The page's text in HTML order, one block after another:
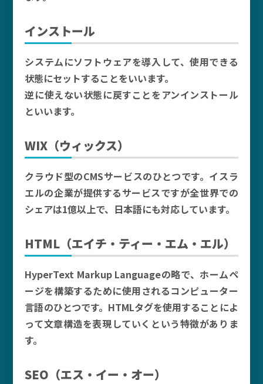
インストール
システムにソフトウェアを導入して、使用できる
状態にセットすることをいいます。
逆に使えない状態に戻すことをアンインストール
といいます。
WIX（ウィックス）
クラウド型のCMSサービスのひとつです。イスラ
エルの企業が提供するサービスですが全世界での
シェアは1億以上で、日本語にも対応しています。
HTML（エイチ・ティー・エム・エル）
HyperText Markup Languageの略で、ホームペ
ージを構築するために使用されるコンピューター
言語のひとつです。HTMLタグを使用することによ
って文章構造を表現していくという特徴がありま
す。
SEO（エス・イー・オー）